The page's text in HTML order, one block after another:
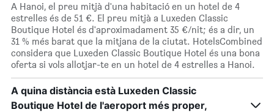
A Hanoi, el preu mitjà d'una habitació en un hotel de 4
estrelles és de 51 €. El preu mitjà a Luxeden Classic
Boutique Hotel és d'aproximadament 35 €/nit; és a dir, un
31 % més barat que la mitjana de la ciutat. HotelsCombined
considera que Luxeden Classic Boutique Hotel és una bona
oferta si vols allotjar-te en un hotel de 4 estrelles a Hanoi.
A quina distància està Luxeden Classic
Boutique Hotel de l'aeroport més proper,